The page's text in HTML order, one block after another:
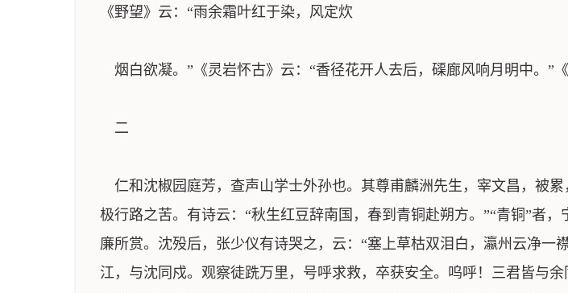
《野望》云：“雨余霜叶红于染，风定炊
烟白欲凝。”《灵岩怀古》云：“香径花开人去后，磲廊风响月明中。”
二
仁和沈椒园庭芳，查声山学士外孙也。其尊甫麟洲先生，宰文昌，被
极行路之苦。有诗云：“秋生红豆辞南国，春到青铜赴朔方。”“青铜”者
廉所赏。沈殁后，张少仪有诗哭之，云：“塞上草枯双泪白，瀛州云净一
江，与沈同戍。观察徒跣万里，号呼求救，卒获安全。呜呼！三君皆与